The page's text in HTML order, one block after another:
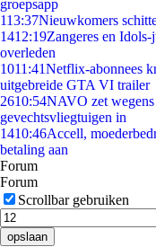
groepsapp
113:37Nieuwkomers
1412:19Zangeres en
overleden
1011:41Netflix-abonnees
uitgebreide GTA VI trailer
2610:54NAVO zet wegens
gevechtsvliegtuigen in
1410:46Accell,
betaling aan
Forum
Forum
Scrollbar gebruiken
opslaan